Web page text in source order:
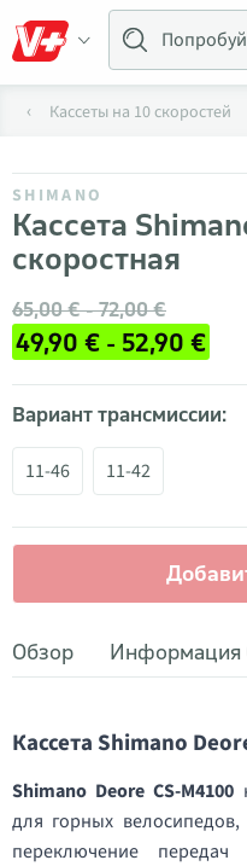
Кассеты на 10 скоростей
SHIMANO
Кассета
скоростная
65,00 € - 72,00 €
49,90 € - 52,90 €
Вариант трансмиссии:
11-46 11-42
Обзор Информация
Кассета Shimano
Shimano Deore CS-M4100
для горных
переключение